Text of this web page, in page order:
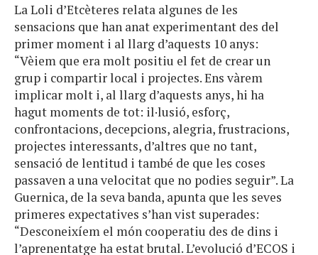
La Loli d’Etcèteres relata algunes de les
sensacions que han anat experimentant des del
primer moment i al llarg d’aquests 10 anys:
“Vèiem que era molt positiu el fet de crear un
grup i compartir local i projectes. Ens vàrem
implicar molt i, al llarg d’aquests anys, hi ha
hagut moments de tot: il·lusió, esforç,
confrontacions, decepcions, alegria, frustracions,
projectes interessants, d’altres que no tant,
sensació de lentitud i també de que les coses
passaven a una velocitat que no podies seguir”. La
Guernica, de la seva banda, apunta que les seves
primeres expectatives s’han vist superades:
“Desconeixíem el món cooperatiu des de dins i
l’aprenentatge ha estat brutal. L’evolució d’ECOS i